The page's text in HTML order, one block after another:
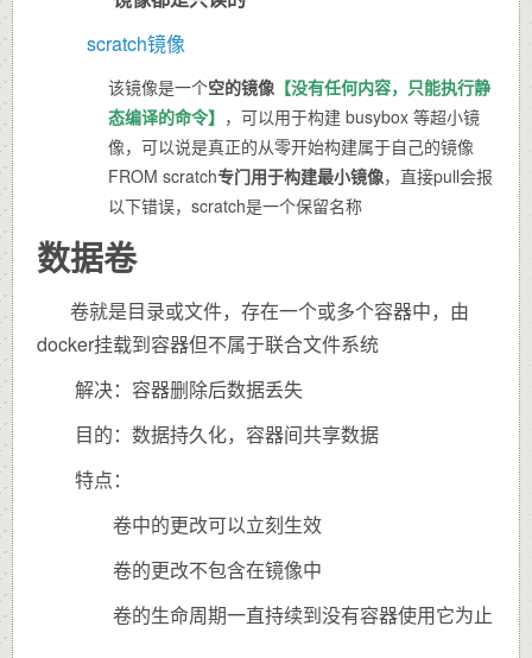
scratch镜像
该镜像是一个空的镜像 【没有任何内容，只能执行静
态编译的命令】 ，可以用于构建 busybox 等超小镜
像，可以说是真正的从零开始构建属于自己的镜像
FROM scratch专门用于构建最小镜像，直接pull会报
以下错误，scratch是一个保留名称
数据卷
卷就是目录或文件，存在一个或多个容器中，由
docker挂载到容器但不属于联合文件系统
解决：容器删除后数据丢失
目的：数据持久化，容器间共享数据
特点：
卷中的更改可以立刻生效
卷的更改不包含在镜像中
卷的生命周期一直持续到没有容器使用它为止